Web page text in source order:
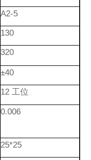
A2-5
130
320
±40
12 工位
0.006
25*25